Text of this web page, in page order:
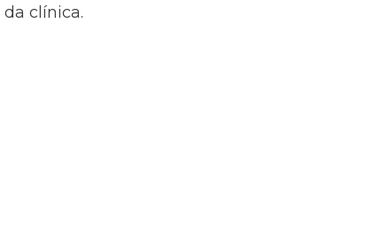
clínica.